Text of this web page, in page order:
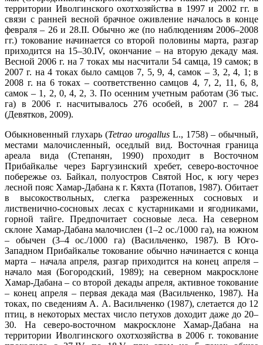
территории Иволгинского охотхозяйства в 1997 и 2002 гг. в
связи с ранней весной брачное оживление началось в конце
февраля – 26 и 28.II. Обычно же (по наблюдениям 2006–2008
гг.) токование начинается со второй половины марта, разгар
приходится на 15–30.IV, окончание – на вторую декаду мая.
Весной 2006 г. на 7 токах мы насчитали 54 самца, 19 самок; в
2007 г. на 4 токах было самцов 7, 5, 9, 4, самок – 3, 2, 4, 1; в
2008 г. на 6 токах – соответственно самцов 4, 7, 2, 11, 6, 8,
самок – 1, 2, 0, 4, 2, 3. По осенним учетным работам (36 тыс.
га) в 2006 г. насчитывалось 276 особей, в 2007 г. – 284
(Девятков, 2009).
Обыкновенный глухарь (Tetrao urogallus L., 1758) – обычный,
местами малочисленный, оседлый вид. Восточная граница
ареала вида (Степанян, 1990) проходит в Восточном
Прибайкалье через Баргузинский хребет, северо-восточное
побережье оз. Байкал, полуостров Святой Нос, к югу через
лесной пояс Хамар-Дабана к г. Кяхта (Потапов, 1987). Обитает
в высокоствольных, слегка разреженных сосновых и
лиственично-сосновых лесах с кустарниками и ягодниками,
горной тайге. Предпочитает сосновые леса. На северном
склоне Хамар-Дабана малочислен (1–2 ос./1000 га), на южном
– обычен (3–4 ос./1000 га) (Васильченко, 1987). В Юго-
Западном Прибайкалье токование обычно начинается с конца
марта – начала апреля, разгар приходится на конец апреля –
начало мая (Богородский, 1989); на северном макросклоне
Хамар-Дабана – со второй декады апреля, активное токование
– конец апреля – первая декада мая (Васильченко, 1987). На
токах, по сведениям А. А. Васильченко (1987), слетается до 12
птиц, в некоторых местах число петухов доходит даже до 20–
30. На северо-восточном макросклоне Хамар-Дабана на
территории Иволгинского охотхозяйства в 2006 г. токование